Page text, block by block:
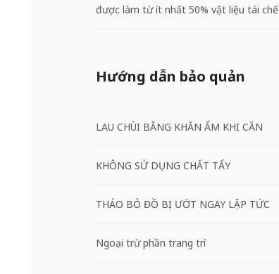
được làm từ ít nhất 50% vật liệu tái chế
Hướng dẫn bảo quản
LAU CHÙI BẰNG KHĂN ẨM KHI CẦN
KHÔNG SỬ DỤNG CHẤT TẨY
THÁO BỎ ĐỒ BỊ ƯỚT NGAY LẬP TỨC
Ngoại trừ phần trang trí